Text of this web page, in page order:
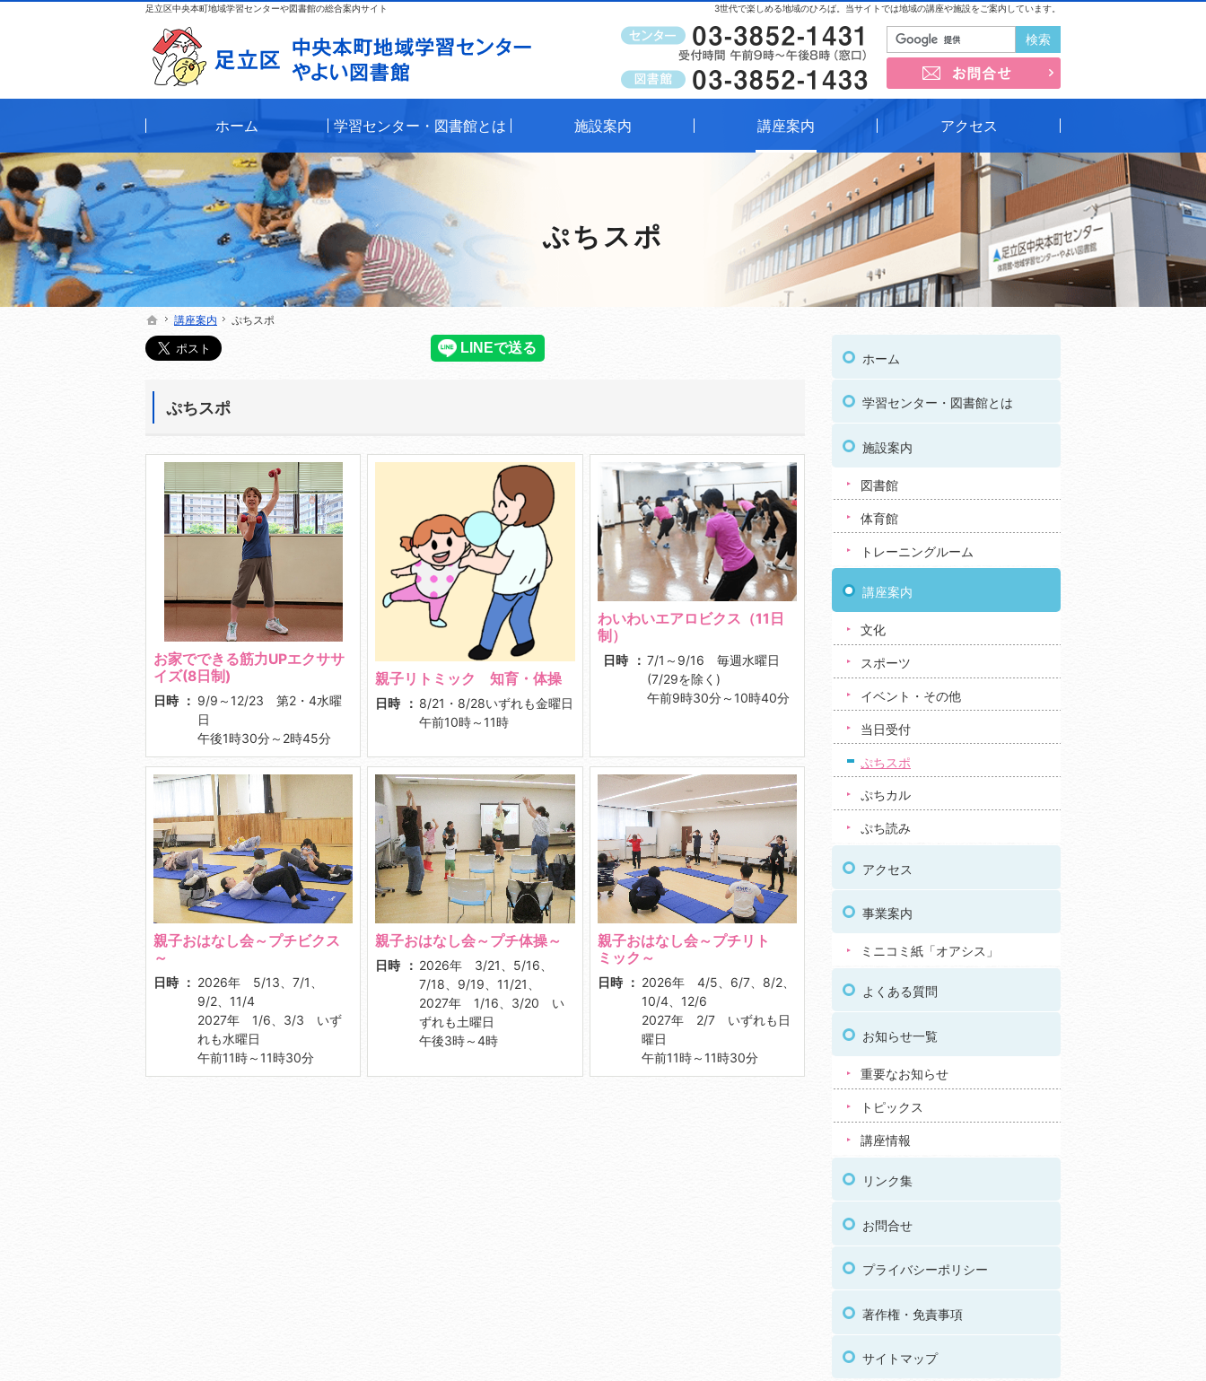
ぷちスポ
3世代で楽しめる地域のひろば。当サイトでは地域の講座や施設をご案内しています。
足立区中央本町地域学習センターや図書館の総合案内サイト
ホーム
講座案内 ぷちスポ
ぷちスポ
お家でできる筋力UPエクササ
イズ(8日制)
日時
9/9～12/23 第2・4水曜
日
午後1時30分～2時45分
親子リトミック 知育・体操
日時
8/21・8/28いずれも金曜日
午前10時～11時
わいわいエアロビクス（11日
制）
日時
7/1～9/16 毎週水曜日
(7/29を除く)
午前9時30分～10時40分
親子おはなし会～プチビクス
～
日時
2026年 5/13、7/1、
9/2、11/4
2027年 1/6、3/3 いず
れも水曜日
午前11時～11時30分
親子おはなし会～プチ体操～
日時
2026年 3/21、5/16、
7/18、9/19、11/21、
2027年 1/16、3/20 い
ずれも土曜日
午後3時～4時
親子おはなし会～プチリト
ミック～
日時
2026年 4/5、6/7、8/2、
10/4、12/6
2027年 2/7 いずれも日
曜日
午前11時～11時30分
ホーム
学習センター・図書館とは
施設案内
図書館
体育館
トレーニングルーム
講座案内
文化
スポーツ
イベント・その他
当日受付
ぷちスポ
ぷちカル
ぷち読み
アクセス
事業案内
ミニコミ紙「オアシス」
よくある質問
お知らせ一覧
重要なお知らせ
トピックス
講座情報
リンク集
お問合せ
プライバシーポリシー
著作権・免責事項
サイトマップ
ホーム
講座案内 ぷちスポ
03-3852-1431
受付時間
午前9時～午後8時（窓口）
03-3852-1433
ホーム 学習センター・図書館とは 施設案内 講座案内 アクセス